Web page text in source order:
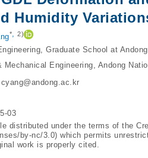
Humidity
*, 2)
Graduate School at
Mechanical Engineering, Andong
cyang@andong.ac.kr
03
distributed under the terms of the
by-nc/3.0) which permits
work is properly cited.